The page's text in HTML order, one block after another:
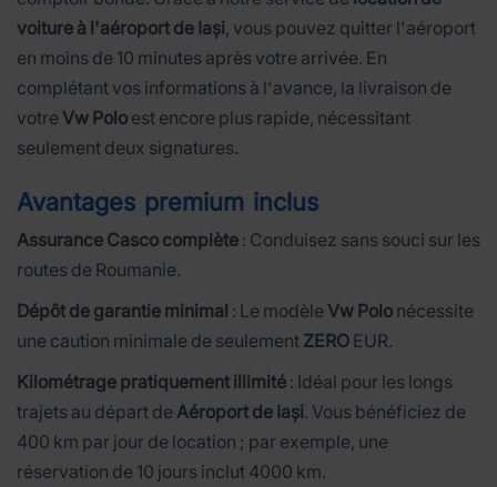
voiture à l'aéroport de Iași, vous pouvez quitter l'aéroport
en moins de 10 minutes après votre arrivée. En
complétant vos informations à l'avance, la livraison de
votre Vw Polo est encore plus rapide, nécessitant
seulement deux signatures.
Avantages premium inclus
Assurance Casco complète : Conduisez sans souci sur les
routes de Roumanie.
Dépôt de garantie minimal : Le modèle Vw Polo nécessite
une caution minimale de seulement ZERO EUR.
Kilométrage pratiquement illimité : Idéal pour les longs
trajets au départ de Aéroport de Iași. Vous bénéficiez de
400 km par jour de location ; par exemple, une
réservation de 10 jours inclut 4000 km.